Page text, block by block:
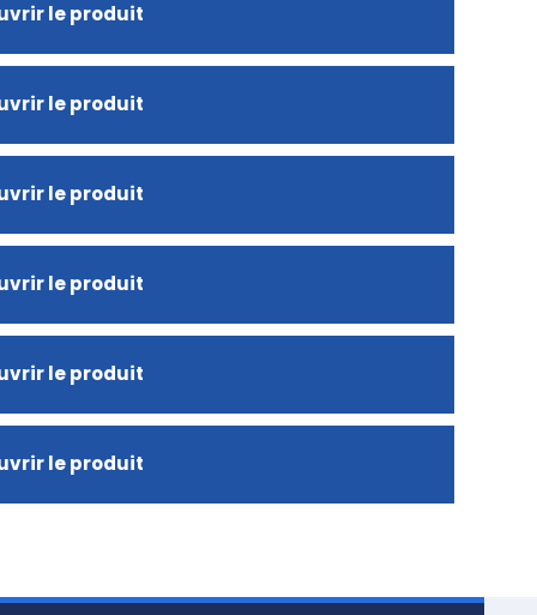
le produit
le produit
le produit
le produit
le produit
le produit